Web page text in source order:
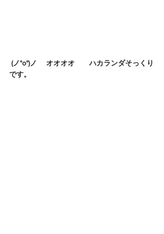
(ノ°ο°)ノ 　オオオオ　　ハカランダそっくり
です。